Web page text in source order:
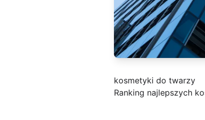
kosmetyki do twarzy
Ranking najlepszych